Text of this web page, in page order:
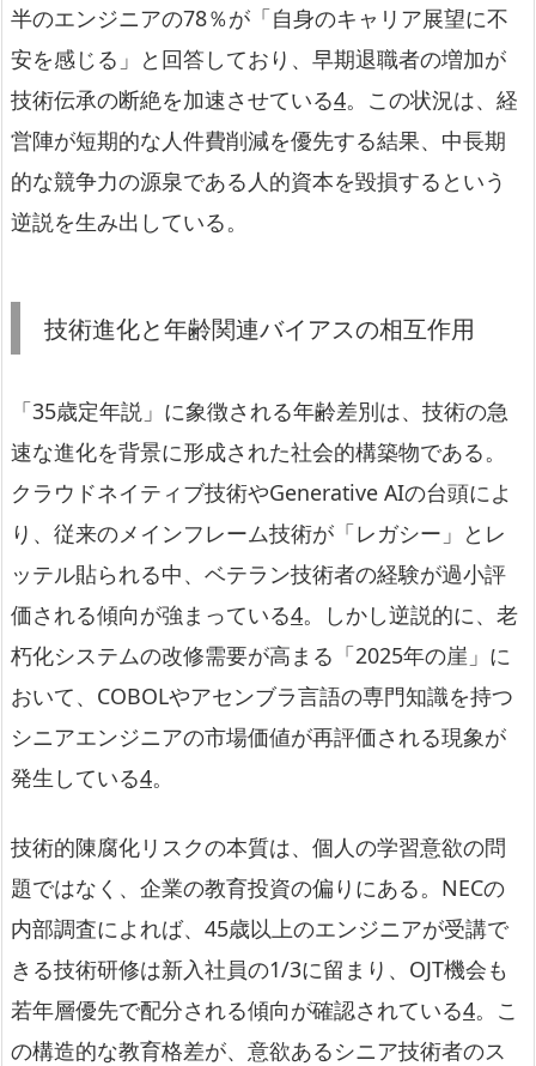
半のエンジニアの78％が「自身のキャリア展望に不
安を感じる」と回答しており、早期退職者の増加が
技術伝承の断絶を加速させている4。この状況は、経
営陣が短期的な人件費削減を優先する結果、中長期
的な競争力の源泉である人的資本を毀損するという
逆説を生み出している。
技術進化と年齢関連バイアスの相互作用
「35歳定年説」に象徴される年齢差別は、技術の急
速な進化を背景に形成された社会的構築物である。
クラウドネイティブ技術やGenerative AIの台頭によ
り、従来のメインフレーム技術が「レガシー」とレ
ッテル貼られる中、ベテラン技術者の経験が過小評
価される傾向が強まっている4。しかし逆説的に、老
朽化システムの改修需要が高まる「2025年の崖」に
おいて、COBOLやアセンブラ言語の専門知識を持つ
シニアエンジニアの市場価値が再評価される現象が
発生している4。
技術的陳腐化リスクの本質は、個人の学習意欲の問
題ではなく、企業の教育投資の偏りにある。NECの
内部調査によれば、45歳以上のエンジニアが受講で
きる技術研修は新入社員の1/3に留まり、OJT機会も
若年層優先で配分される傾向が確認されている4。こ
の構造的な教育格差が、意欲あるシニア技術者のス